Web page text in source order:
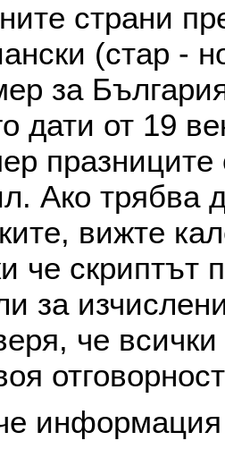
страни
(стар -
за
дати от 19
празниците
Ако трябва
вижте
че скриптът
за
че
информация